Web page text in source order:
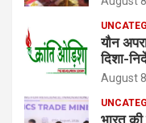
यौन
दिशा-
August